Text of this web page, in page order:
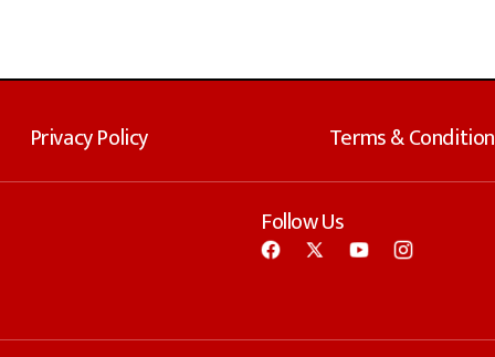
Privacy Policy Terms &
Follow Us